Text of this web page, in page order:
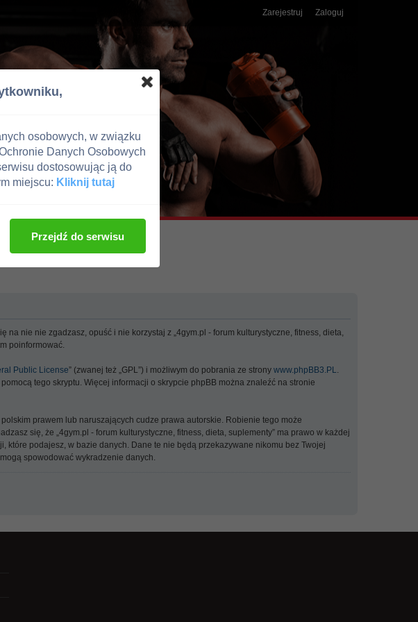
Zarejestruj Zaloguj
nie nie zgadzasz, opuść i nie korzystaj z „4gym.pl - forum kulturystyczne, fitness, dieta,
poinformować.
Public License” (zwanej też „GPL”) i możliwym do pobrania ze strony www.phpBB3.PL.
tego skryptu. Więcej informacji o skrypcie phpBB można znaleźć na stronie
prawem lub naruszających cudze prawa autorskie. Robienie tego może
się, że „4gym.pl - forum kulturystyczne, fitness, dieta, suplementy” ma prawo w każdej
podajesz, w bazie danych. Dane te nie będą przekazywane nikomu bez Twojej
spowodować wykradzenie danych.
osobowych, w związku
Danych Osobowych
dostosowując ją do
miejscu: Kliknij tutaj
Przejdź do serwisu